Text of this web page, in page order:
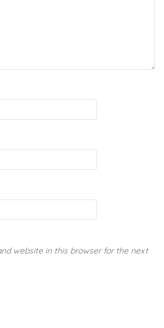
website in this browser for the next